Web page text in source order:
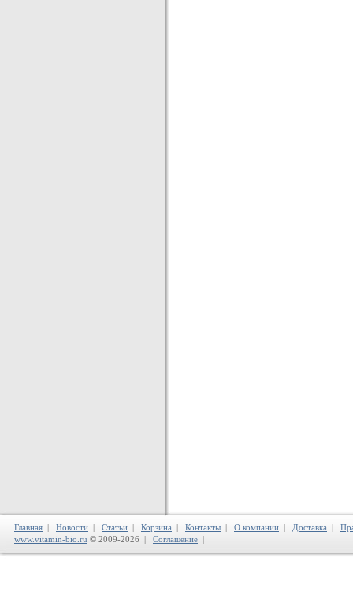
Главная | Новости | Статьи | Корзина | Контакты | О компании | Доставка |
www.vitamin-bio.ru © 2009-2026 | Соглашение |